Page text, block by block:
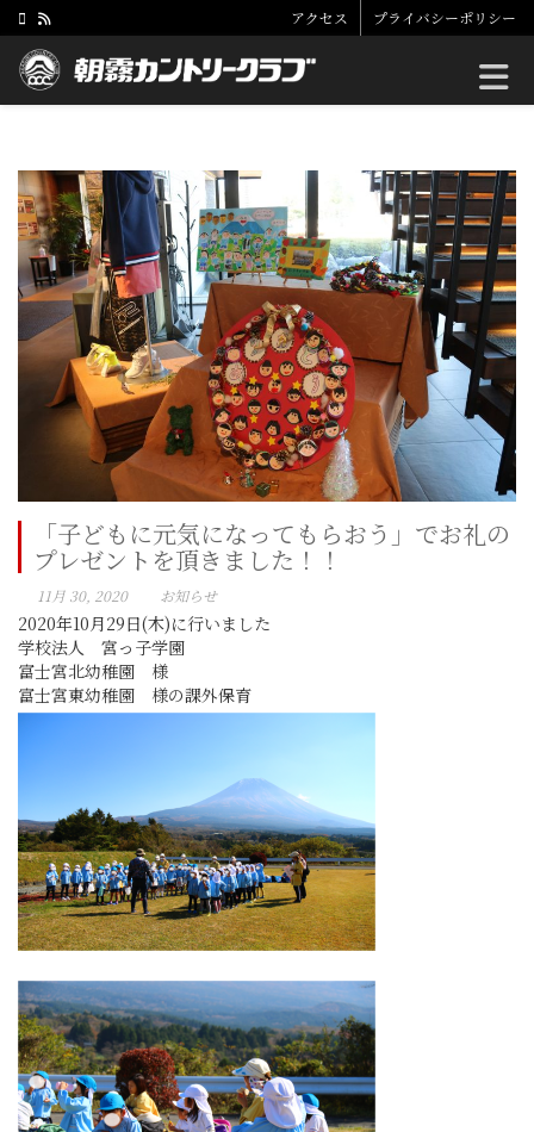
アクセス プライバシーポリシー
「子どもに元気になってもらおう」でお礼の
プレゼントを頂きました！！
11月 30, 2020 お知らせ
2020年10月29日(木)に行いました
学校法人 宮っ子学園
富士宮北幼稚園 様
富士宮東幼稚園 様の課外保育